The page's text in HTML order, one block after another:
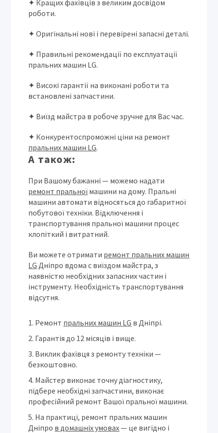
✦ Кращих фахівців з великим досвідом
роботи.
✦ Оригінальні нові і перевірені запасні деталі.
✦ Правильні рекомендації по експлуатації
пральних машин LG.
✦ Високі гарантії на виконані роботи та
встановлені запчастини.
✦ Виїзд майстра в робоче зручне для Вас час.
✦ Конкурентоспроможні ціни на ремонт
пральних машин LG.
А також:
При Вашому бажанні — можемо надати
ремонт пральної машини на дому. Пральні
машини автомати відносяться до габаритної
побутової техніки. Відключення і
транспортування пральної машини процес
клопіткий і витратний.
Ви можете отримати ремонт пральних машин
LG Дніпро вдома c виїздом майстра, з
наявністю необхідних запасних частин і
інструменту. Необхідність транспортування
відсутня.
Ремонт пральних машин LG в Дніпрі.
Гарантія до 12 місяців і вище.
Виклик фахівця з ремонту техніки —
безкоштовно.
Майстер виконає точну діагностику,
підбере необхідні запчастини, виконає
професійний ремонт Вашої пральної машини.
На практиці, ремонт пральних машин
Дніпро в домашніх умовах— це вигідно і